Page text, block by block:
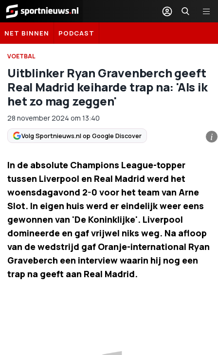
Sportnieuws.nl
NET BINNEN PODCAST
VOETBAL
Uitblinker Ryan Gravenberch geeft
Real Madrid keiharde trap na: 'Als ik
het zo mag zeggen'
28 november 2024 om 13:40
Volg Sportnieuws.nl op Google Discover i
In de absolute Champions League-topper
tussen Liverpool en Real Madrid werd het
woensdagavond 2-0 voor het team van Arne
Slot. In eigen huis werd er eindelijk weer eens
gewonnen van 'De Koninklijke'. Liverpool
domineerde en gaf vrijwel niks weg. Na afloop
van de wedstrijd gaf Oranje-international Ryan
Graveberch een interview waarin hij nog een
trap na geeft aan Real Madrid.